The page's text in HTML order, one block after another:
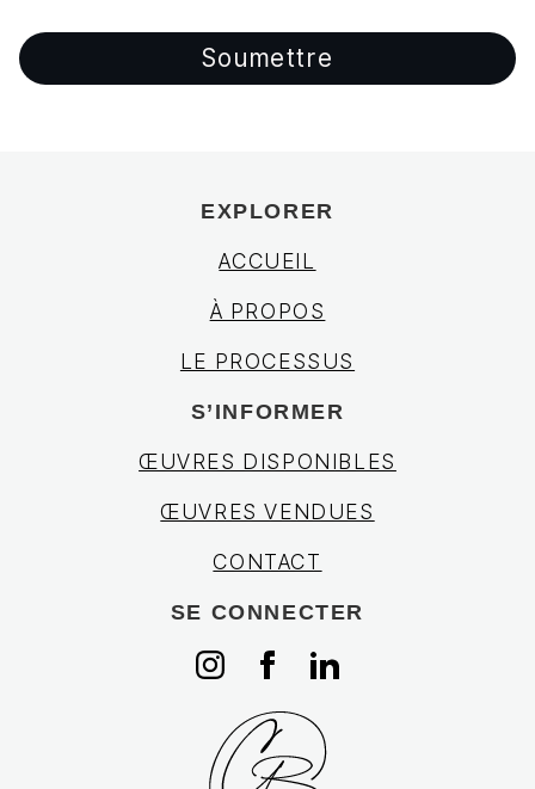
EXPLORER
ACCUEIL
À PROPOS
LE PROCESSUS
S’INFORMER
ŒUVRES DISPONIBLES
ŒUVRES VENDUES
CONTACT
SE CONNECTER